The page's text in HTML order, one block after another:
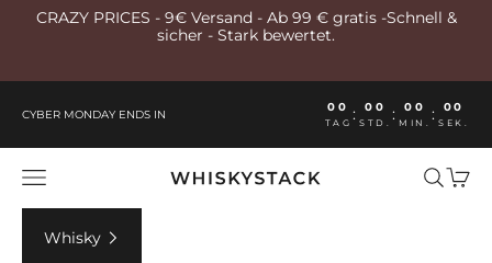
Zum Inhalt springen
CRAZY PRICES - 9€ Versand - Ab 99 € gratis -Schnell &
sicher - Stark bewertet.
CYBER MONDAY ENDS IN 00
TAG : 00
STD. : 00
MIN. : 00
SEK.
Whiskystack Germany
Menü Suchen
Whisky